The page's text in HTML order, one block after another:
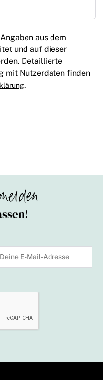
aus dem
und auf dieser
Detaillierte
mit Nutzerdaten finden
.